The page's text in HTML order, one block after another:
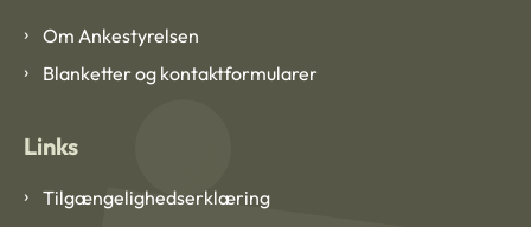
Om Ankestyrelsen
Blanketter og kontaktformularer
Links
Tilgængelighedserklæring